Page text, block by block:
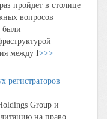
пройдет в столице
вопросов
были
между I>>>
регистраторов
Group и
на право